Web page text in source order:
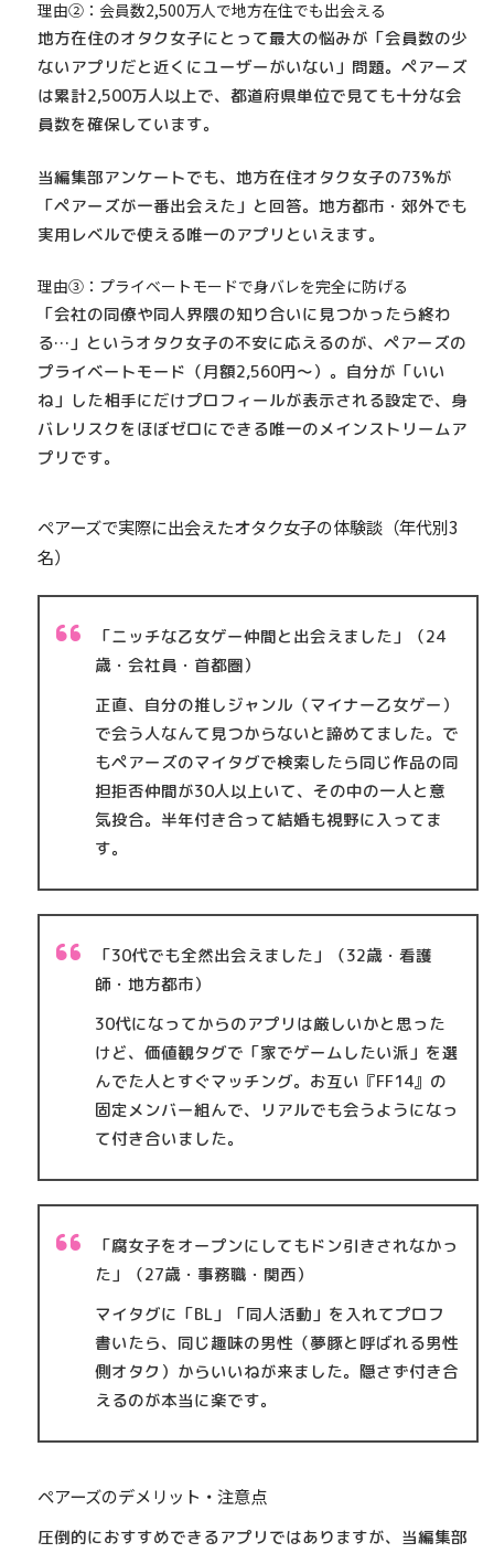
理由②：会員数2,500万人で地方在住でも出会える
地方在住のオタク女子にとって最大の悩みが「会員数の少
ないアプリだと近くにユーザーがいない」問題。ペアーズ
は累計2,500万人以上で、都道府県単位で見ても十分な会
員数を確保しています。
当編集部アンケートでも、地方在住オタク女子の73%が
「ペアーズが一番出会えた」と回答。地方都市・郊外でも
実用レベルで使える唯一のアプリといえます。
理由③：プライベートモードで身バレを完全に防げる
「会社の同僚や同人界隈の知り合いに見つかったら終わ
る…」というオタク女子の不安に応えるのが、ペアーズの
プライベートモード（月額2,560円〜） 。自分が「いい
ね」した相手にだけプロフィールが表示される設定で、 身
バレリスクをほぼゼロにできる唯一のメインストリームア
プリです。
ペアーズで実際に出会えたオタク女子の体験談（年代別3
名）
「ニッチな乙女ゲー仲間と出会えました」（24
歳・会社員・首都圏）
正直、自分の推しジャンル（マイナー乙女ゲー）
で会う人なんて見つからないと諦めてました。で
もペアーズのマイタグで検索したら同じ作品の同
担拒否仲間が30人以上いて、その中の一人と意
気投合。半年付き合って結婚も視野に入ってま
す。
「30代でも全然出会えました」（32歳・看護
師・地方都市）
30代になってからのアプリは厳しいかと思った
けど、価値観タグで「家でゲームしたい派」を選
んでた人とすぐマッチング。お互い『FF14』の
固定メンバー組んで、リアルでも会うようになっ
て付き合いました。
「腐女子をオープンにしてもドン引きされなかっ
た」（27歳・事務職・関西）
マイタグに「BL」「同人活動」を入れてプロフ
書いたら、同じ趣味の男性（夢豚と呼ばれる男性
側オタク）からいいねが来ました。隠さず付き合
えるのが本当に楽です。
ペアーズのデメリット・注意点
圧倒的におすすめできるアプリではありますが、当編集部